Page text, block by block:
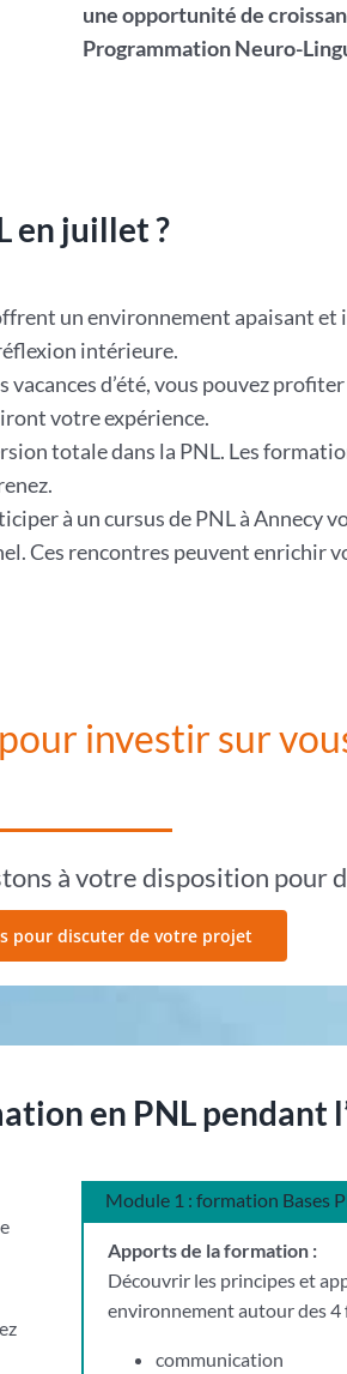
une opportunité de
Programmation Neuro-
en juillet ?
un environnement apaisant
intérieure.
vacances d’été, vous pouvez
votre expérience.
totale dans la PNL. Les
à un cursus de PNL à Annecy
Ces rencontres peuvent enrichir
investir sur
à votre disposition pour
pour discuter de votre projet
en PNL pendant
Module 1 : formation Bases
Apports de la formation :
Découvrir les principes et
environnement autour des 4
communication